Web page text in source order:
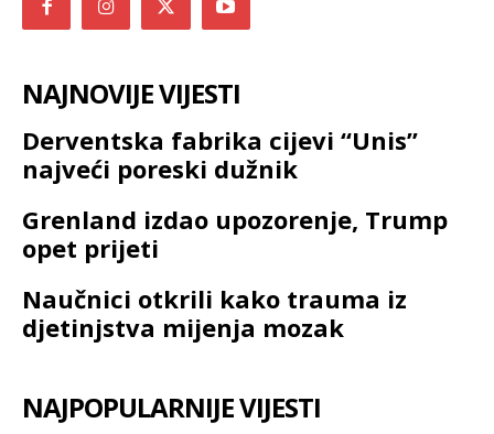
NAJNOVIJE VIJESTI
Derventska fabrika cijevi “Unis”
najveći poreski dužnik
Grenland izdao upozorenje, Trump
opet prijeti
Naučnici otkrili kako trauma iz
djetinjstva mijenja mozak
NAJPOPULARNIJE VIJESTI